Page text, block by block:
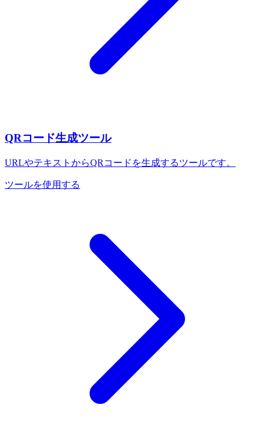
QRコード生成ツール
URLやテキストからQRコードを生成するツールです。
ツールを使用する